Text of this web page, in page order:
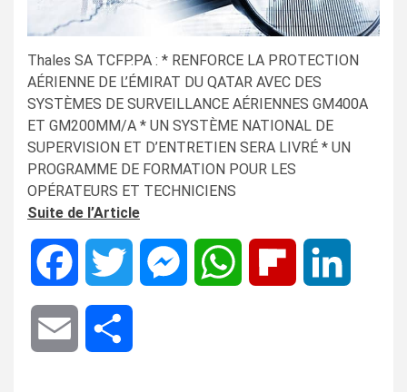
Thales SA TCFP.PA : * RENFORCE LA PROTECTION
AÉRIENNE DE L’ÉMIRAT DU QATAR AVEC DES
SYSTÈMES DE SURVEILLANCE AÉRIENNES GM400A
ET GM200MM/A * UN SYSTÈME NATIONAL DE
SUPERVISION ET D’ENTRETIEN SERA LIVRÉ * UN
PROGRAMME DE FORMATION POUR LES
OPÉRATEURS ET TECHNICIENS
Suite de l’Article
Facebook Twitter MessengerWhatsApp Flipboard
Email